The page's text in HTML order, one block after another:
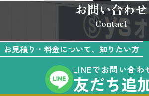
お問い合わせ
Contact
お見積り・料金について、知りたい方
LINEでお問い合わ
友だち追